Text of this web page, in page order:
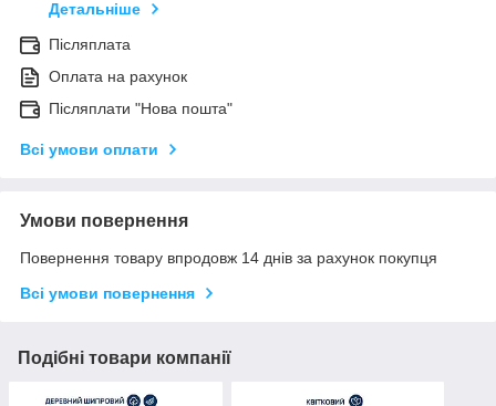
Детальніше
Післяплата
Оплата на рахунок
Післяплати "Нова пошта"
Всі умови оплати
Умови повернення
Повернення товару впродовж 14 днів за рахунок покупця
Всі умови повернення
Подібні товари компанії